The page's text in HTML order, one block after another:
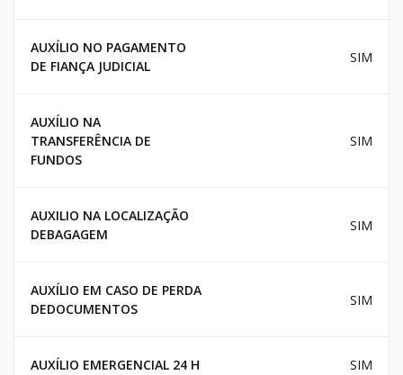
AUXÍLIO NO PAGAMENTO
DE FIANÇA JUDICIAL
SIM
AUXÍLIO NA
TRANSFERÊNCIA DE
FUNDOS
SIM
AUXILIO NA LOCALIZAÇÃO
DEBAGAGEM
SIM
AUXÍLIO EM CASO DE PERDA
DEDOCUMENTOS
SIM
AUXÍLIO EMERGENCIAL 24 H SIM